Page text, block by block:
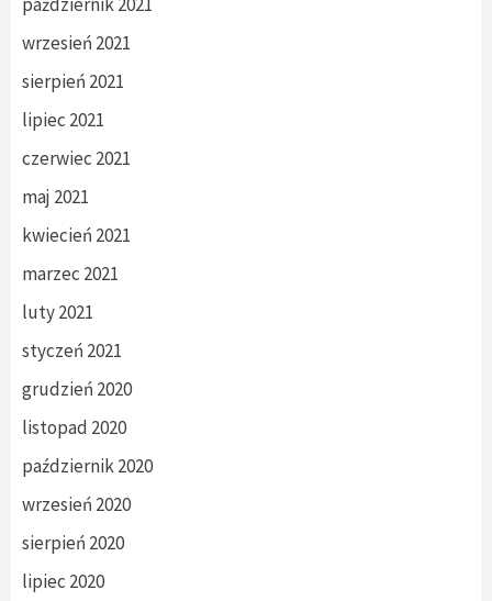
wrzesień 2021
sierpień 2021
lipiec 2021
czerwiec 2021
maj 2021
kwiecień 2021
marzec 2021
luty 2021
styczeń 2021
grudzień 2020
listopad 2020
październik 2020
wrzesień 2020
sierpień 2020
lipiec 2020